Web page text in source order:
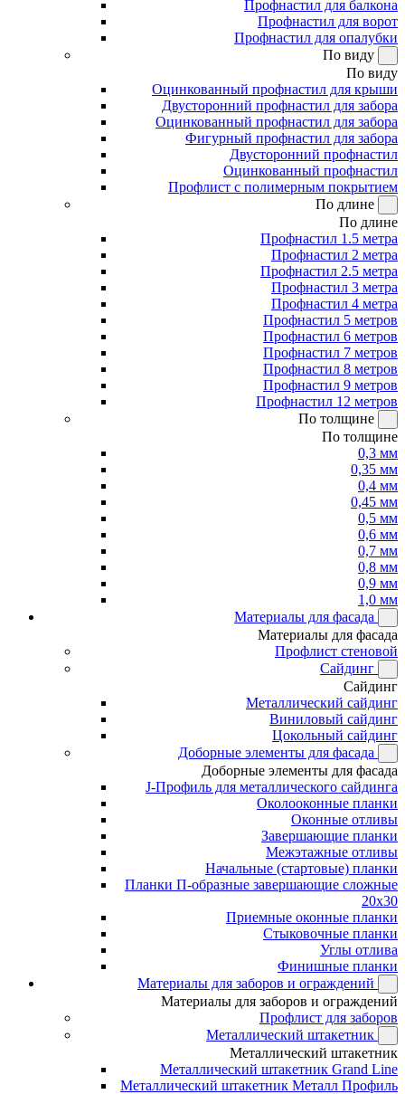
Профнастил для балкона
Профнастил для ворот
Профнастил для опалубки
По виду
По виду
Оцинкованный профнастил для крыши
Двусторонний профнастил для забора
Оцинкованный профнастил для забора
Фигурный профнастил для забора
Двусторонний профнастил
Оцинкованный профнастил
Профлист с полимерным покрытием
По длине
По длине
Профнастил 1.5 метра
Профнастил 2 метра
Профнастил 2.5 метра
Профнастил 3 метра
Профнастил 4 метра
Профнастил 5 метров
Профнастил 6 метров
Профнастил 7 метров
Профнастил 8 метров
Профнастил 9 метров
Профнастил 12 метров
По толщине
По толщине
0,3 мм
0,35 мм
0,4 мм
0,45 мм
0,5 мм
0,6 мм
0,7 мм
0,8 мм
0,9 мм
1,0 мм
Материалы для фасада
Материалы для фасада
Профлист стеновой
Сайдинг
Сайдинг
Металлический сайдинг
Виниловый сайдинг
Цокольный сайдинг
Доборные элементы для фасада
Доборные элементы для фасада
J-Профиль для металлического сайдинга
Околооконные планки
Оконные отливы
Завершающие планки
Межэтажные отливы
Начальные (стартовые) планки
Планки П-образные завершающие сложные
20x30
Приемные оконные планки
Стыковочные планки
Углы отлива
Финишные планки
Материалы для заборов и ограждений
Материалы для заборов и ограждений
Профлист для заборов
Металлический штакетник
Металлический штакетник
Металлический штакетник Grand Line
Металлический штакетник Металл Профиль